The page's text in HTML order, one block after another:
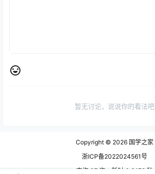
暂无讨论，说说你的看法吧
Copyright © 2026 国学之家
浙ICP备2022024561号
查询 37 次，耗时 0.3178 秒